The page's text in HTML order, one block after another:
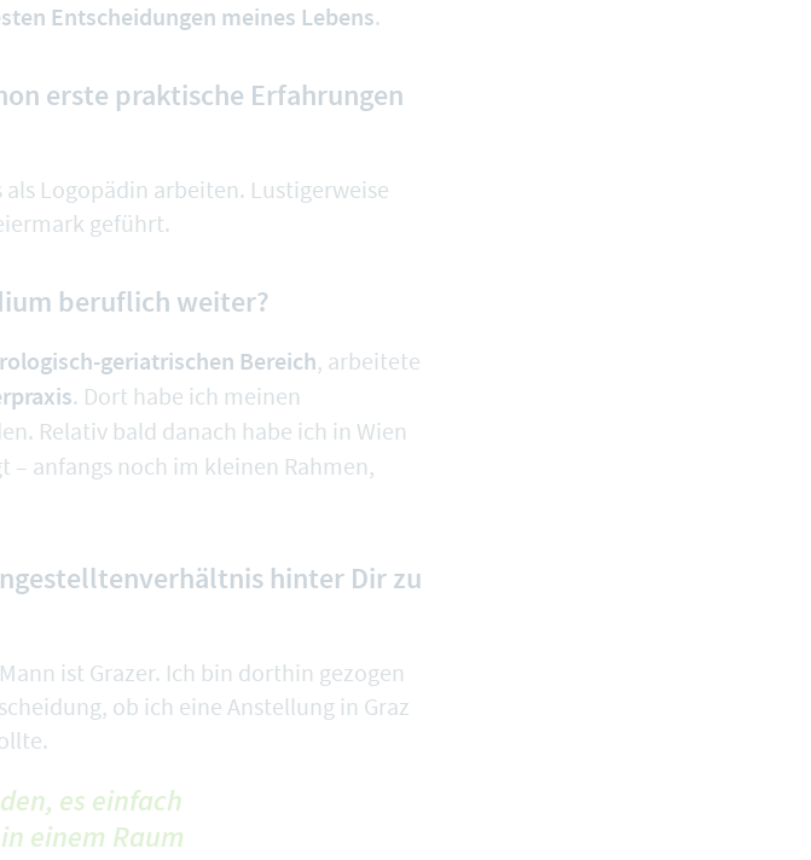
Entscheidungen meines Lebens.
erste praktische Erfahrungen
Logopädin arbeiten. Lustigerweise
geführt.
beruflich weiter?
geriatrischen Bereich, arbeitete
. Dort habe ich meinen
Relativ bald danach habe ich in Wien
– anfangs noch im kleinen Rahmen,
hinter Dir zu
ist Grazer. Ich bin dorthin gezogen
ob ich eine Anstellung in Graz
es einfach
einem Raum